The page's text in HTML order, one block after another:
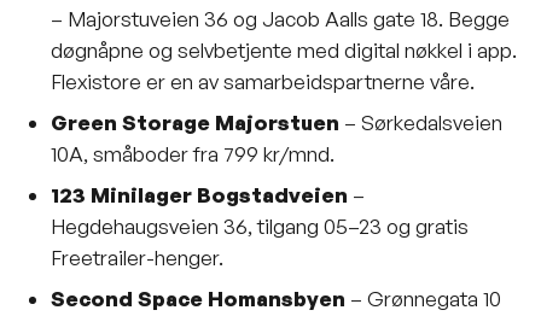
– Majorstuveien 36 og Jacob Aalls gate 18. Begge
døgnåpne og selvbetjente med digital nøkkel i app.
Flexistore er en av samarbeidspartnerne våre.
Green Storage Majorstuen – Sørkedalsveien
10A, småboder fra 799 kr/mnd.
123 Minilager Bogstadveien –
Hegdehaugsveien 36, tilgang 05–23 og gratis
Freetrailer-henger.
Second Space Homansbyen – Grønnegata 10